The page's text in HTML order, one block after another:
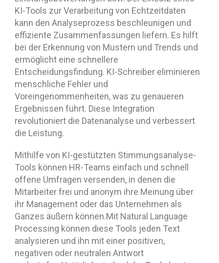
KI-Tools zur Verarbeitung von Echtzeitdaten
kann den Analyseprozess beschleunigen und
effiziente Zusammenfassungen liefern. Es hilft
bei der Erkennung von Mustern und Trends und
ermöglicht eine schnellere
Entscheidungsfindung. KI-Schreiber eliminieren
menschliche Fehler und
Voreingenommenheiten, was zu genaueren
Ergebnissen führt. Diese Integration
revolutioniert die Datenanalyse und verbessert
die Leistung.
Mithilfe von KI-gestützten Stimmungsanalyse-
Tools können HR-Teams einfach und schnell
offene Umfragen versenden, in denen die
Mitarbeiter frei und anonym ihre Meinung über
ihr Management oder das Unternehmen als
Ganzes äußern können.Mit Natural Language
Processing können diese Tools jeden Text
analysieren und ihn mit einer positiven,
negativen oder neutralen Antwort